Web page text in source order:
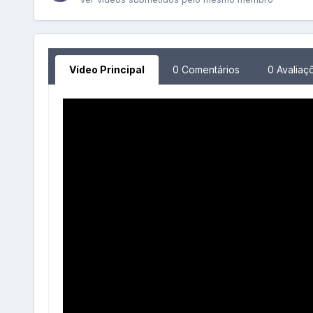
Vídeo Principal 0 Comentários 0